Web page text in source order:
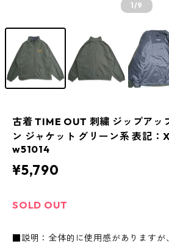
1/9
古着 TIME OUT 刺繍 ジップアッ
ン ジャケット グリーン系 表記
w51014
¥5,790
SOLD OUT
■説明：全体的に使用感がありますが